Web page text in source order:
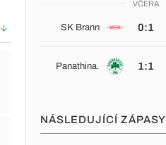
VČERA
SK Brann 0:1
Panathina. 1:1
NÁSLEDUJÍCÍ ZÁPASY